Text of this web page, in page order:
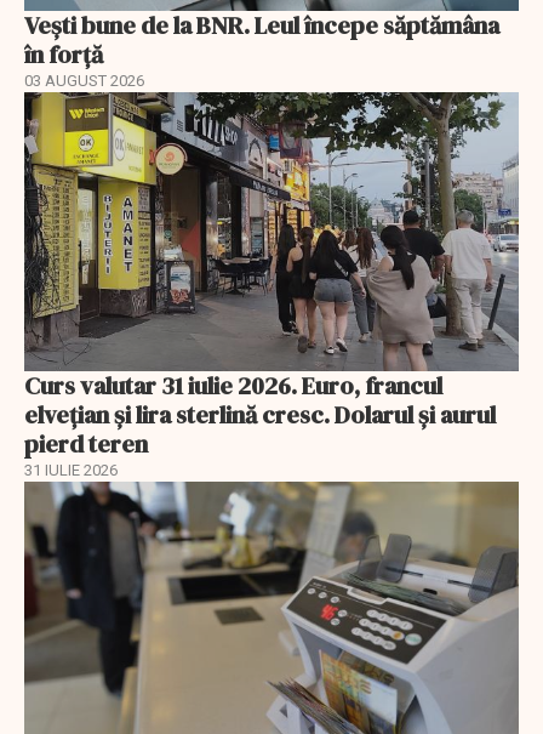
Vești bune de la BNR. Leul începe săptămâna
în forță
03 AUGUST 2026
Curs valutar 31 iulie 2026. Euro, francul
elvețian și lira sterlină cresc. Dolarul și aurul
pierd teren
31 IULIE 2026